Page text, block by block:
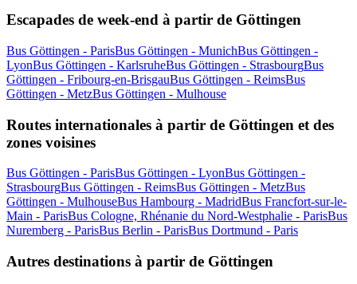
Escapades de week-end à partir de Göttingen
Bus Göttingen - ParisBus Göttingen - MunichBus Göttingen -
LyonBus Göttingen - KarlsruheBus Göttingen - StrasbourgBus
Göttingen - Fribourg-en-BrisgauBus Göttingen - ReimsBus
Göttingen - MetzBus Göttingen - Mulhouse
Routes internationales à partir de Göttingen et des
zones voisines
Bus Göttingen - ParisBus Göttingen - LyonBus Göttingen -
StrasbourgBus Göttingen - ReimsBus Göttingen - MetzBus
Göttingen - MulhouseBus Hambourg - MadridBus Francfort-sur-le-
Main - ParisBus Cologne, Rhénanie du Nord-Westphalie - ParisBus
Nuremberg - ParisBus Berlin - ParisBus Dortmund - Paris
Autres destinations à partir de Göttingen